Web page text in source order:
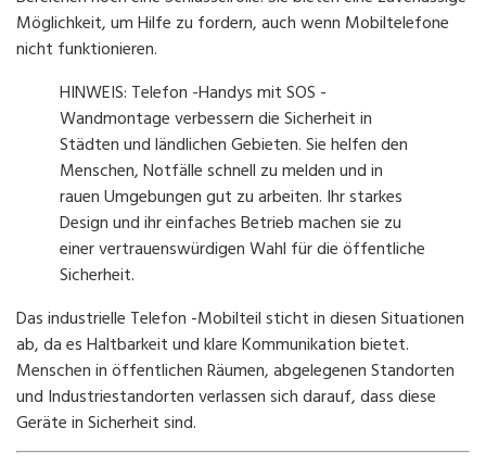
Möglichkeit, um Hilfe zu fordern, auch wenn Mobiltelefone
nicht funktionieren.
HINWEIS: Telefon -Handys mit SOS -
Wandmontage verbessern die Sicherheit in
Städten und ländlichen Gebieten. Sie helfen den
Menschen, Notfälle schnell zu melden und in
rauen Umgebungen gut zu arbeiten. Ihr starkes
Design und ihr einfaches Betrieb machen sie zu
einer vertrauenswürdigen Wahl für die öffentliche
Sicherheit.
Das industrielle Telefon -Mobilteil sticht in diesen Situationen
ab, da es Haltbarkeit und klare Kommunikation bietet.
Menschen in öffentlichen Räumen, abgelegenen Standorten
und Industriestandorten verlassen sich darauf, dass diese
Geräte in Sicherheit sind.